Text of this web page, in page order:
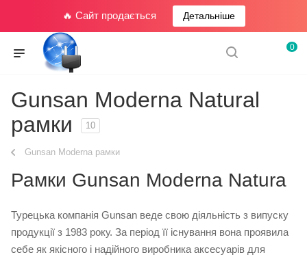
🔥 Сайт продається Детальніше
0
Gunsan Moderna Natural
рамки
10
Gunsan Moderna рамки
Рамки Gunsan Moderna Natura
Турецька компанія Gunsan веде свою діяльність з випуску
продукції з 1983 року. За період її існування вона проявила
себе як якісного і надійного виробника аксесуарів для